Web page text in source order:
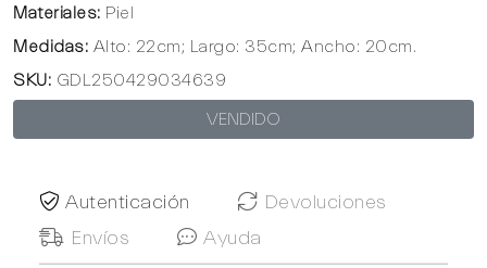
Materiales: Piel
Medidas: Alto: 22cm; Largo: 35cm; Ancho: 20cm.
SKU: GDL250429034639
VENDIDO
Autenticación
Devoluciones
Envíos
Ayuda